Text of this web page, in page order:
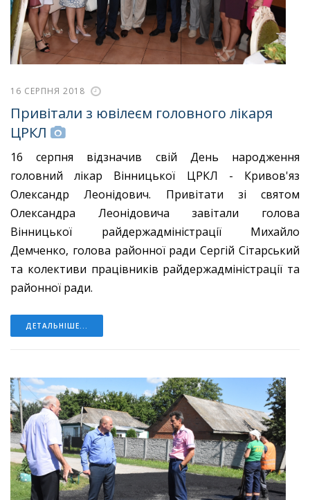
16 СЕРПНЯ 2018
Привітали з ювілеєм головного лікаря
ЦРКЛ
16 серпня відзначив свій День народження
головний лікар Вінницької ЦРКЛ - Кривов'яз
Олександр Леонідович. Привітати зі святом
Олександра Леонідовича завітали голова
Вінницької райдержадміністрації Михайло
Демченко, голова районної ради Сергій Сітарський
та колективи працівників райдержадміністрації та
районної ради.
ДЕТАЛЬНІШЕ...